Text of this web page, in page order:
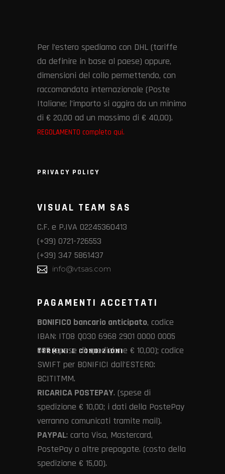
Per l’estero spediamo con DHL (tariffe
da definire in base al paese) oppure,
dimensioni del collo permettendo, con
raccomandata internazionale (Poste
Italiane; l’importo si aggira da un minimo
di € 20,00 ad un massimo di € 40,00).
REGOLAMENTO completo qui.
PRIVACY POLICY
VISUAL TEAM SAS
C.F. e P.IVA 02245360413
(+39) 0721-726553
(+39) 347 5861437
TERMINI E CONDIZIONI
info@vtsas.com
PAGAMENTI ACCETTATI
BONIFICO bancario anticipato, codice
IBAN: IT08 Q030 6968 2901 0000 0005
085 (spese di spedizione € 10,00); codice
SWIFT per BONIFICI dall’ESTERO:
BCITITMM.
RICARICA POSTEPAY. (spese di
spedizione € 10,00; i dati della PostePay
verranno comunicati tramite mail).
PAYPAL: carta Visa, Mastercard,
PostePay o altre prepagate. (costo della
spedizione € 15,00).